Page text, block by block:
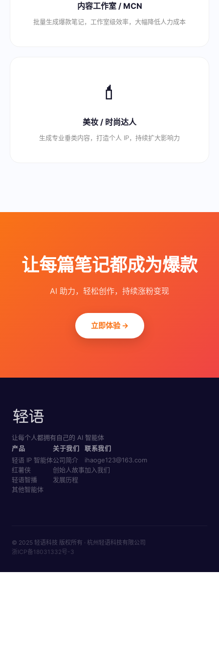
内容工作室 / MCN
批量生成爆款笔记，工作室级效率，大幅降低人力成本
💄
美妆 / 时尚达人
生成专业垂类内容，打造个人 IP，持续扩大影响力
让每篇笔记都成为爆款
AI 助力，轻松创作，持续涨粉变现
立即体验 →
让每个人都拥有自己的 AI 智能体
产品
轻语 IP 智能体
红薯侠
轻语智播
其他智能体
关于我们
公司简介
创始人故事
发展历程
联系我们
ihaoge123@163.com
加入我们
© 2025 轻语科技 版权所有 · 杭州轻语科技有限公司
浙ICP备18031332号-3